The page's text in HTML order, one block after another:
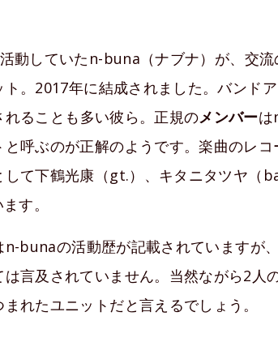
動していたn-buna（ナブナ）が、交
。2017年に結成されました。バンド
れることも多い彼ら。正規のメンバー
呼ぶのが正解のようです。楽曲のレコ
て下鶴光康（gt.）、キタニタツヤ（
す。
bunaの活動歴が記載されていますが
言及されていません。当然ながら2人
れたユニットだと言えるでしょう。